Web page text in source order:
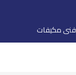
فنى مكيفات